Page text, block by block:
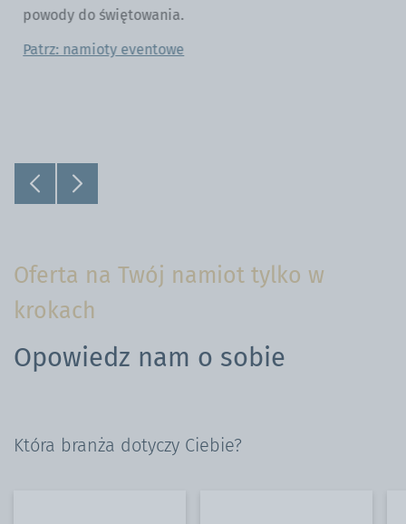
powody do świętowania.
Patrz: namioty eventowe
Oferta na Twój namiot tylko w
krokach
Opowiedz nam o sobie
Która branża dotyczy Ciebie?